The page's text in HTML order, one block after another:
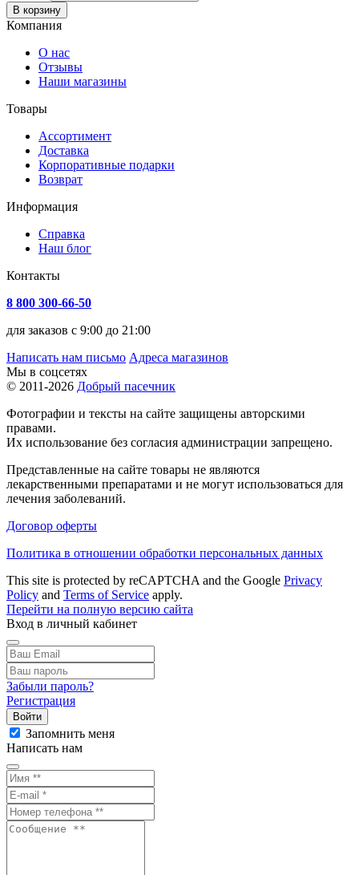
В корзину
Компания
О нас
Отзывы
Наши магазины
Товары
Ассортимент
Доставка
Корпоративные подарки
Возврат
Информация
Справка
Наш блог
Контакты
8 800 300-66-50
для заказов с 9:00 до 21:00
Написать нам письмо Адреса магазинов
Мы в соцсетях
© 2011-2026 Добрый пасечник
Фотографии и тексты на сайте защищены авторскими
правами.
Их использование без согласия администрации запрещено.
Представленные на сайте товары не являются
лекарственными препаратами и не могут использоваться для
лечения заболеваний.
Договор оферты
Политика в отношении обработки персональных данных
This site is protected by reCAPTCHA and the Google Privacy
Policy and Terms of Service apply.
Перейти на полную версию сайта
Вход в личный кабинет
Забыли пароль?
Регистрация
Войти
Запомнить меня
Написать нам